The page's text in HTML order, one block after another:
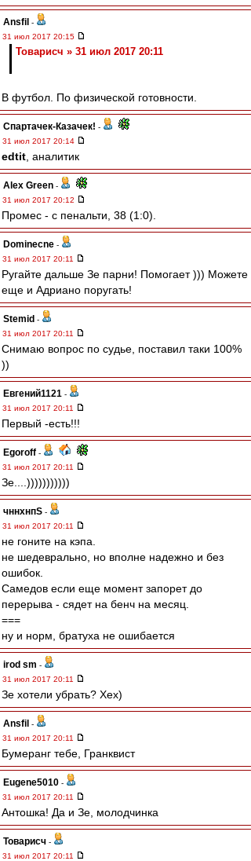
Ansfil -
31 июл 2017 20:15
Товарисч » 31 июл 2017 20:11
В футбол. По физической готовности.
Спартачек-Казачек! -
31 июл 2017 20:14
edtit , аналитик
Alex Green -
31 июл 2017 20:12
Промес - с пенальти, 38 (1:0).
Dominecne -
31 июл 2017 20:11
Ругайте дальше Зе парни! Помогает ))) Можете
еще и Адриано поругать!
Stemid -
31 июл 2017 20:11
Снимаю вопрос по судье, поставил таки 100%
))
Евгений1121 -
31 июл 2017 20:11
Первый -есть!!!
Egoroff -
31 июл 2017 20:11
Зе....)))))))))))
чннхнпS -
31 июл 2017 20:11
не гоните на кэпа.
не шедеврально, но вполне надежно и без
ошибок.
Самедов если еще момент запорет до
перерыва - сядет на бенч на месяц.
===
ну и норм, братуха не ошибается
irod sm -
31 июл 2017 20:11
Зе хотели убрать? Хех)
Ansfil -
31 июл 2017 20:11
Бумеранг тебе, Гранквист
Eugene5010 -
31 июл 2017 20:11
Антошка! Да и Зе, молодчинка
Товарисч -
31 июл 2017 20:11